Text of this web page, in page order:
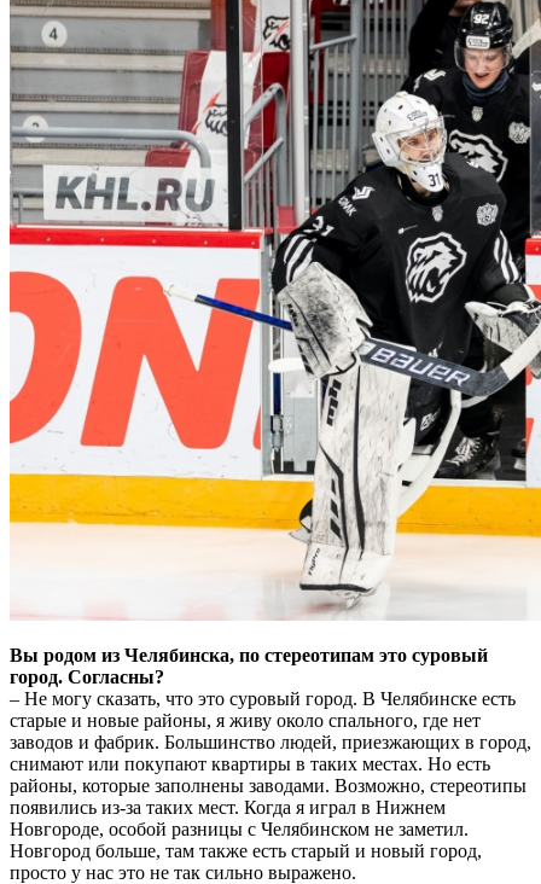
Вы родом из Челябинска, по стереотипам это суровый
город. Согласны?
– Не могу сказать, что это суровый город. В Челябинске есть
старые и новые районы, я живу около спального, где нет
заводов и фабрик. Большинство людей, приезжающих в город,
снимают или покупают квартиры в таких местах. Но есть
районы, которые заполнены заводами. Возможно, стереотипы
появились из-за таких мест. Когда я играл в Нижнем
Новгороде, особой разницы с Челябинском не заметил.
Новгород больше, там также есть старый и новый город,
просто у нас это не так сильно выражено.